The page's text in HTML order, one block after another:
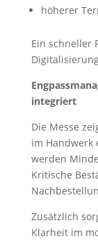
höherer
Ein schneller
integriert
Die Messe
im Handwerk
werden
Kritische
Zusätzlich
Klarheit im